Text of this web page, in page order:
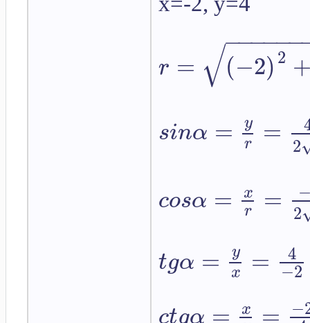
r = (−2)2
−−−−−−
√
sinα = y
r = 2
cosα = x
r = 2
tgα = y
x = 4
−2
= x = −